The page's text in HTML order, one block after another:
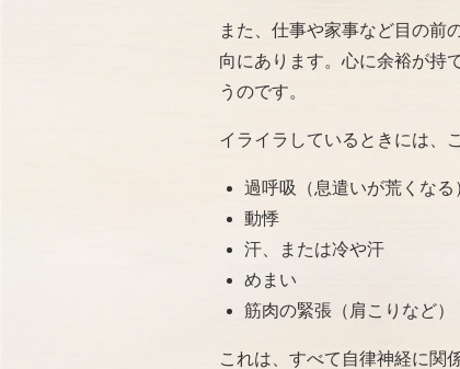
また、仕事や家事など目の前
向にあります。心に余裕が持
うのです。
イライラしているときには、
過呼吸（息遣いが荒くなる
動悸
汗、または冷や汗
めまい
筋肉の緊張（肩こりなど）
これは、すべて自律神経に関